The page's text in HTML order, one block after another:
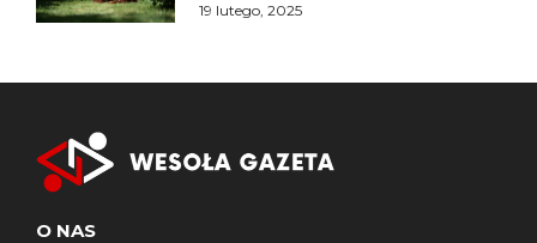
19 lutego, 2025
O NAS